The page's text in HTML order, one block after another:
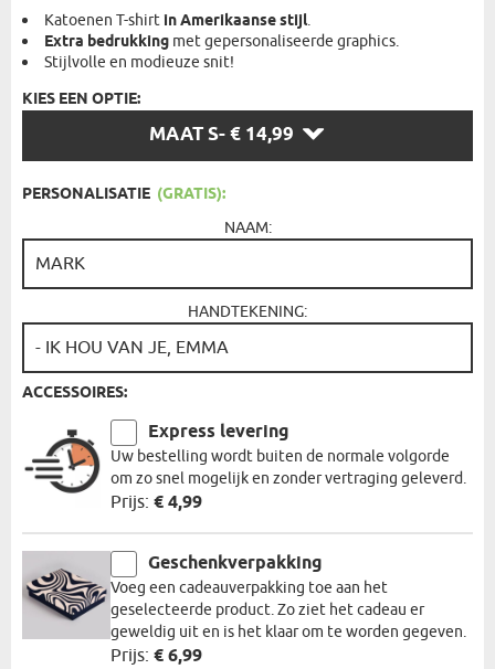
Katoenen T-shirt in Amerikaanse stijl.
Extra bedrukking met gepersonaliseerde graphics.
Stijlvolle en modieuze snit!
KIES EEN OPTIE:
MAAT S- € 14,99
OPTIE:
PERSONALISATIE (GRATIS):
NAAM:
HANDTEKENING:
ACCESSOIRES:
Express levering
Uw bestelling wordt buiten de normale volgorde
om zo snel mogelijk en zonder vertraging geleverd.
Prijs: € 4,99
Geschenkverpakking
Voeg een cadeauverpakking toe aan het
geselecteerde product. Zo ziet het cadeau er
geweldig uit en is het klaar om te worden gegeven.
Prijs: € 6,99